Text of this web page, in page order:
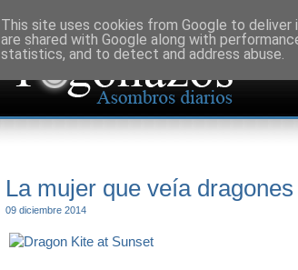
La mujer que veía
09 diciembre 2014
This site uses cookies from Google to
are shared with Google along with
statistics, and to detect and address abuse.